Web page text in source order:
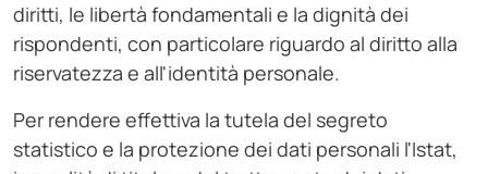
diritti, le libertà fondamentali e la dignità dei
rispondenti, con particolare riguardo al diritto alla
riservatezza e all'identità personale.
Per rendere effettiva la tutela del segreto
statistico e la protezione dei dati personali l'Istat,